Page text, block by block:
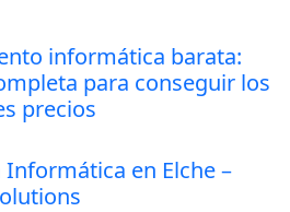
informática barata:
para conseguir los
precios
Informática en Elche –